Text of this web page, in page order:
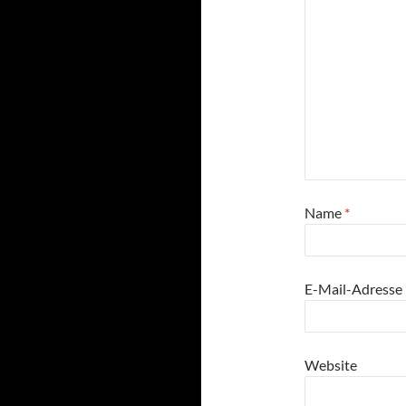
Name *
E-Mail-Adresse
Website